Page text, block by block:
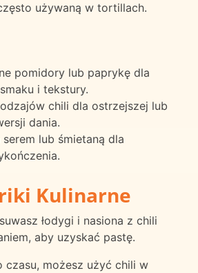
używaną w tortillach.
pomidory lub paprykę dla
i tekstury.
chili dla ostrzejszej lub
dania.
lub śmietaną dla
Kulinarne
łodygi i nasiona z chili
aby uzyskać pastę.
czasu, możesz użyć chili w